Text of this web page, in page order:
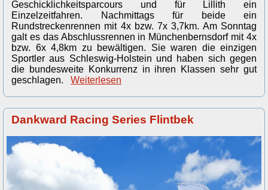
Geschicklichkeitsparcours und für Lillith ein
Einzelzeitfahren. Nachmittags für beide ein
Rundstreckenrennen mit 4x bzw. 7x 3,7km. Am Sonntag
galt es das Abschlussrennen in Münchenbernsdorf mit 4x
bzw. 6x 4,8km zu bewältigen. Sie waren die einzigen
Sportler aus Schleswig-Holstein und haben sich gegen
die bundesweite Konkurrenz in ihren Klassen sehr gut
geschlagen.
Weiterlesen
Dankward Racing Series Flintbek